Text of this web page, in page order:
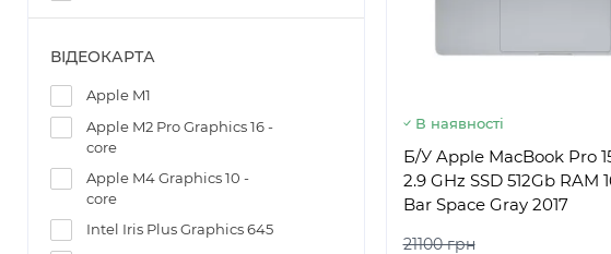
ВІДЕОКАРТА
Apple M1
Apple M2 Pro Graphics 16 -
core
Apple M4 Graphics 10 -
core
Intel Iris Plus Graphics 645
В наявності
Б/У Apple MacBook Pro
2.9 GHz SSD 512Gb RAM
Bar Space Gray 2017
21100 грн